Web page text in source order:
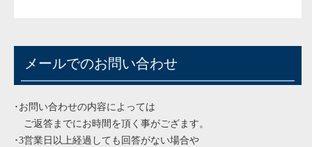
メールでのお問い合わせ
･お問い合わせの内容によっては
ご返答までにお時間を頂く事がござます。
･3営業日以上経過しても回答がない場合や